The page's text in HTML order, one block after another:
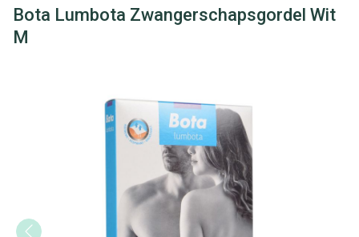
Bota Lumbota Zwangerschapsgordel Wit
M